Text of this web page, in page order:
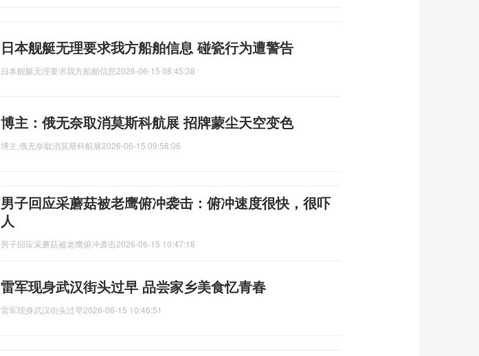
日本舰艇无理要求我方船舶信息 碰瓷行为遭警告
日本舰艇无理要求我方船舶信息2026-06-15 08:45:38
博主：俄无奈取消莫斯科航展 招牌蒙尘天空变色
博主,俄无奈取消莫斯科航展2026-06-15 09:58:06
男子回应采蘑菇被老鹰俯冲袭击：俯冲速度很快，很吓
人
男子回应采蘑菇被老鹰俯冲袭击2026-06-15 10:47:18
雷军现身武汉街头过早 品尝家乡美食忆青春
雷军现身武汉街头过早2026-06-15 10:46:51